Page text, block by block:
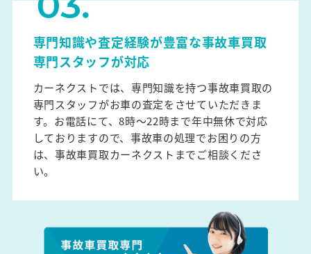
専門知識や査定経験が豊富な事故車買取
専門スタッフが対応
カーネクストでは、専門知識を持つ事故車買取の
専門スタッフがお車の査定をさせていただきま
す。お電話にて、8時～22時まで年中無休で対応
しておりますので、事故車の処理でお困りの方
は、事故車買取カーネクストまでご相談くださ
い。